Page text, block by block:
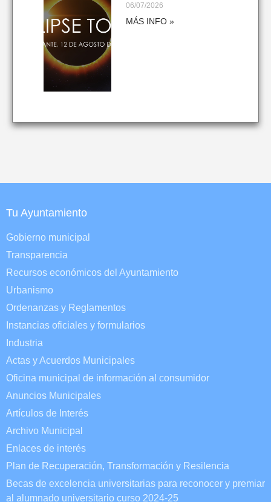
06/07/2026
MÁS INFO »
Tu Ayuntamiento
Gobierno municipal
Transparencia
Recursos económicos del Ayuntamiento
Urbanismo
Ordenanzas y Reglamentos
Instancias oficiales y formularios
Industria
Actas y Acuerdos Municipales
Oficina municipal de información al consumidor
Anuncios Municipales
Artículos de Interés
Archivo Municipal
Enlaces de interés
Plan de Recuperación, Transformación y Resilencia
Becas de excelencia universitarias para reconocer y premiar
al alumnado universitario curso 2024-25